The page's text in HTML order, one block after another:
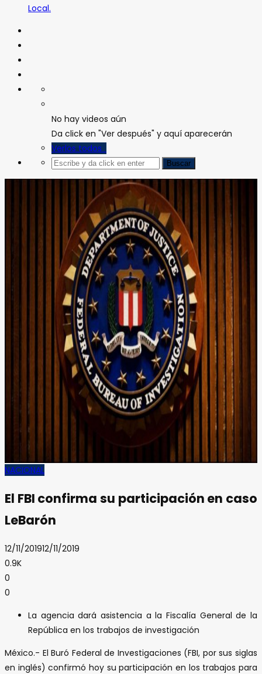
Local.
No hay videos aún
Da click en "Ver después" y aquí aparecerán
Verlos todos
NACIONAL
El FBI confirma su participación en caso
LeBarón
12/11/201912/11/2019
0.9K
0
0
La agencia dará asistencia a la Fiscalía General de la
República en los trabajos de investigación
México.- El Buró Federal de Investigaciones (FBI, por sus siglas
en inglés) confirmó hoy su participación en los trabajos para